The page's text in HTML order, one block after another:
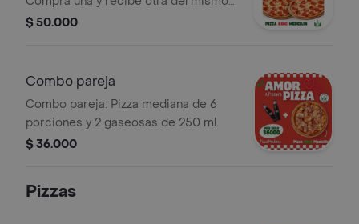
tamaño. Válido solo para pizzas
$ 50.000
Combo pareja
Combo pareja: Pizza mediana de 6
porciones y 2 gaseosas de 250 ml.
$ 36.000
Pizzas